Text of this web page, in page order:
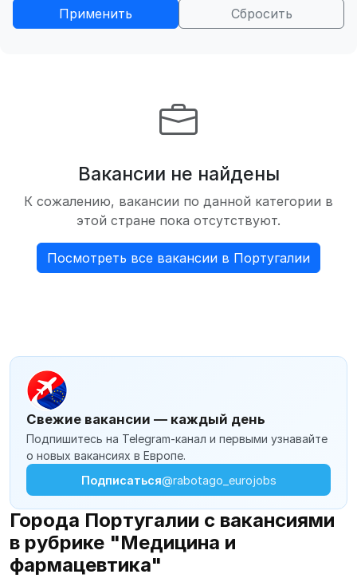
Применить
Сбросить
Вакансии не найдены
К сожалению, вакансии по данной категории в
этой стране пока отсутствуют.
Посмотреть все вакансии в Португалии
Свежие вакансии — каждый день
Подпишитесь на Telegram-канал и первыми узнавайте
о новых вакансиях в Европе.
Подписаться@rabotago_eurojobs
Города Португалии с вакансиями
в рубрике "Медицина и
фармацевтика"